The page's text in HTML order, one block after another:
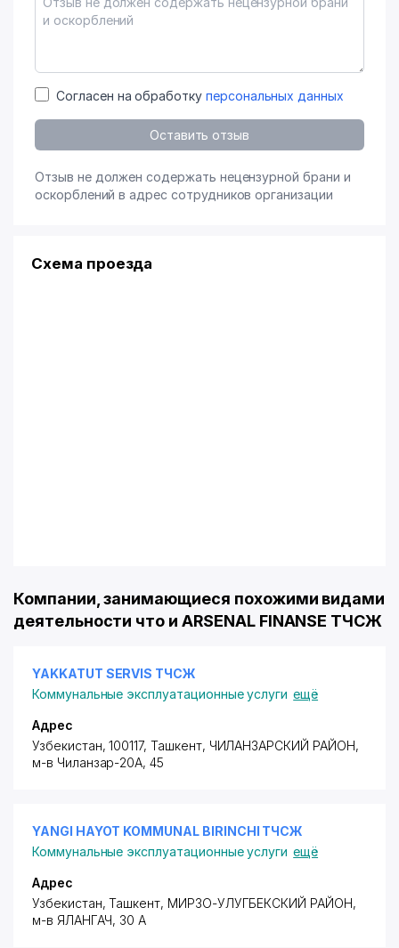
Согласен на обработку персональных данных
Оставить отзыв
Отзыв не должен содержать нецензурной брани и
оскорблений в адрес сотрудников организации
Схема проезда
Компании, занимающиеся похожими видами
деятельности что и ARSENAL FINANSE ТЧСЖ
YAKKATUT SERVIS ТЧСЖ
Коммунальные эксплуатационные услуги ещё
Адрес
Узбекистан, 100117, Ташкент, ЧИЛАНЗАРСКИЙ РАЙОН,
м-в Чиланзар-20А, 45
YANGI HAYOT KOMMUNAL BIRINCHI ТЧСЖ
Коммунальные эксплуатационные услуги ещё
Адрес
Узбекистан, Ташкент, МИРЗО-УЛУГБЕКСКИЙ РАЙОН,
м-в ЯЛАНГАЧ, 30 А